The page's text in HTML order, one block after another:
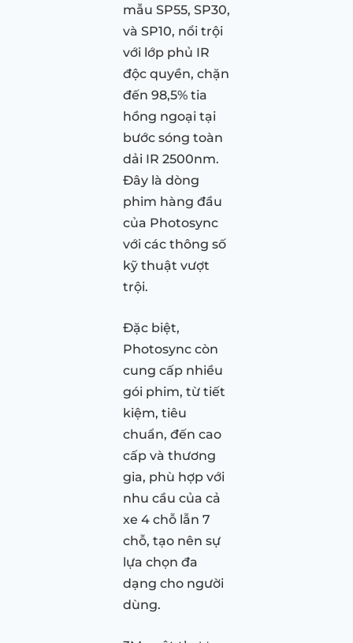
mẫu SP55, SP30,
và SP10, nổi trội
với lớp phủ IR
độc quyền, chặn
đến 98,5% tia
hồng ngoại tại
bước sóng toàn
dải IR 2500nm.
Đây là dòng
phim hàng đầu
của Photosync
với các thông số
kỹ thuật vượt
trội.
Đặc biệt,
Photosync còn
cung cấp nhiều
gói phim, từ tiết
kiệm, tiêu
chuẩn, đến cao
cấp và thương
gia, phù hợp với
nhu cầu của cả
xe 4 chỗ lẫn 7
chỗ, tạo nên sự
lựa chọn đa
dạng cho người
dùng.